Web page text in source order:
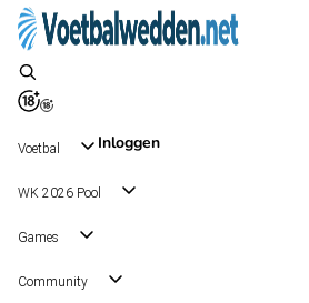
Inloggen
Voetbal
WK 2026 Pool
Games
Community